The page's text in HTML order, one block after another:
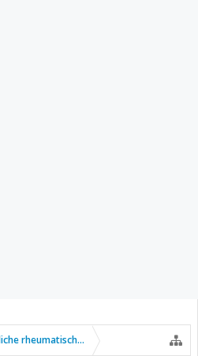
rheumatische Erkrankungen